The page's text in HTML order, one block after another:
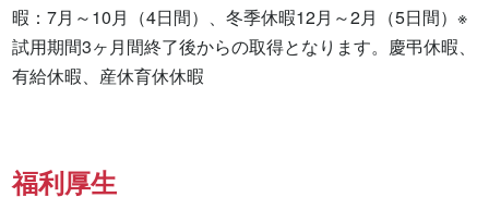
暇：7月～10月（4日間）、冬季休暇12月～2月（5日間）※
試用期間3ヶ月間終了後からの取得となります。慶弔休暇、
有給休暇、産休育休休暇
福利厚生